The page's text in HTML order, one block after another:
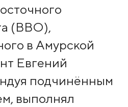
(ВВО),
в Амурской
Евгений
подчинённым
выполнял